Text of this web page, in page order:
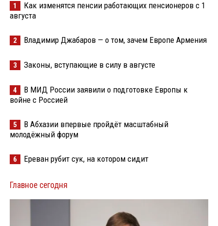
1
Как изменятся пенсии работающих пенсионеров с 1
августа
2 Владимир Джабаров — о том, зачем Европе Армения
3 Законы, вступающие в силу в августе
4
В МИД России заявили о подготовке Европы к
войне с Россией
5
В Абхазии впервые пройдёт масштабный
молодёжный форум
6 Ереван рубит сук, на котором сидит
Главное сегодня